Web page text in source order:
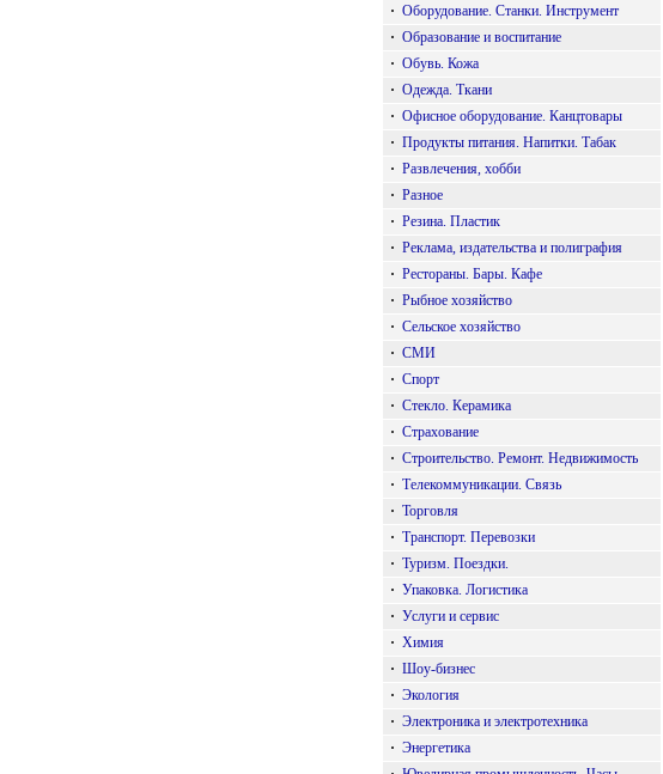
· Оборудование. Станки. Инструмент
· Образование и воспитание
· Обувь. Кожа
· Одежда. Ткани
· Офисное оборудование. Канцтовары
· Продукты питания. Напитки. Табак
· Развлечения, хобби
· Разное
· Резина. Пластик
· Реклама, издательства и полиграфия
· Рестораны. Бары. Кафе
· Рыбное хозяйство
· Сельское хозяйство
· СМИ
· Спорт
· Стекло. Керамика
· Страхование
· Строительство. Ремонт. Недвижимость
· Телекоммуникации. Связь
· Торговля
· Транспорт. Перевозки
· Туризм. Поездки.
· Упаковка. Логистика
· Услуги и сервис
· Химия
· Шоу-бизнес
· Экология
· Электроника и электротехника
· Энергетика